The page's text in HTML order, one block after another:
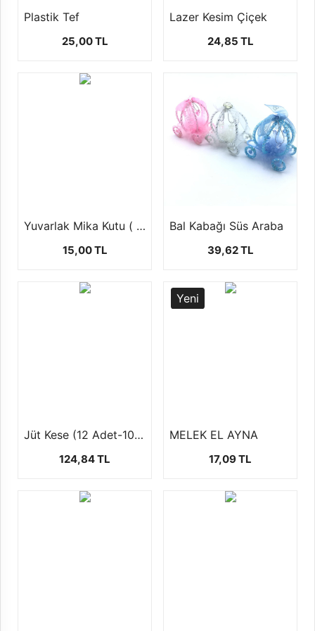
Plastik Tef
25,00 TL
Lazer Kesim Çiçek
24,85 TL
Yuvarlak Mika Kutu ( şekerlik,mumluk ) 1 ad
15,00 TL
Bal Kabağı Süs Araba
39,62 TL
Jüt Kese (12 Adet-10x12cm)
124,84 TL
Yeni
MELEK EL AYNA
17,09 TL